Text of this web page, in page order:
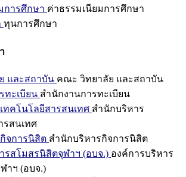
การศึกษา ค่าธรรมเนียมการศึกษา
ทุนการศึกษา
และสถาบัน คณะ วิทยาลัย และสถาบัน
ทะเบียน สำนักงานการทะเบียน
ทคโนโลยีสารสนเทศ สำนักบริหาร
รสนเทศ
จการนิสิต สำนักบริหารกิจการนิสิต
รสโมสรนิสิตจุฬาฯ (อบจ.) องค์การบริหาร
าฯ (อบจ.)